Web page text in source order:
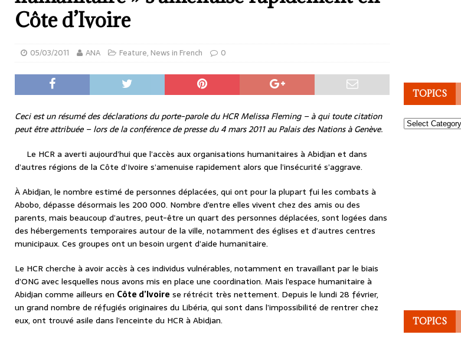
Côte d’Ivoire
05/03/2011 ANA Feature, News in French 0
Ceci est un résumé des déclarations du porte-parole du HCR Melissa Fleming – à qui toute citation
peut être attribuée – lors de la conférence de presse du 4 mars 2011 au Palais des Nations à Genève.
Le HCR a averti aujourd’hui que l’accès aux organisations humanitaires à Abidjan et dans
d’autres régions de la Côte d’Ivoire s’amenuise rapidement alors que l’insécurité s’aggrave.
À Abidjan, le nombre estimé de personnes déplacées, qui ont pour la plupart fui les combats à
Abobo, dépasse désormais les 200 000. Nombre d’entre elles vivent chez des amis ou des
parents, mais beaucoup d’autres, peut-être un quart des personnes déplacées, sont logées dans
des hébergements temporaires autour de la ville, notamment des églises et d’autres centres
municipaux. Ces groupes ont un besoin urgent d’aide humanitaire.
Le HCR cherche à avoir accès à ces individus vulnérables, notamment en travaillant par le biais
d’ONG avec lesquelles nous avons mis en place une coordination. Mais l’espace humanitaire à
Abidjan comme ailleurs en Côte d’Ivoire se rétrécit très nettement. Depuis le lundi 28 février,
un grand nombre de réfugiés originaires du Libéria, qui sont dans l’impossibilité de rentrer chez
eux, ont trouvé asile dans l’enceinte du HCR à Abidjan.
TOPICS
Topics
TOPICS